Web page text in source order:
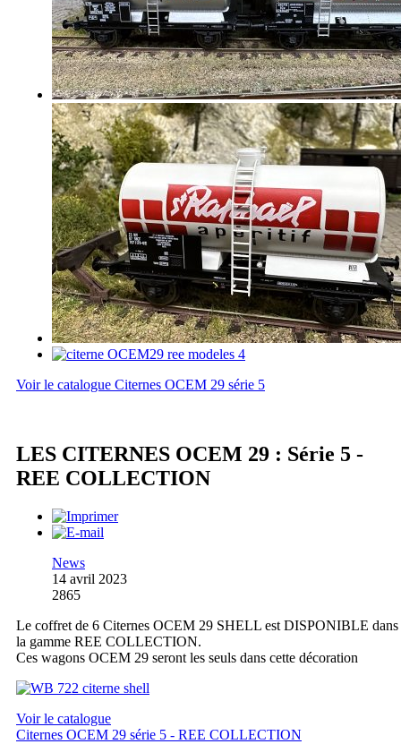
Voir le catalogue Citernes OCEM 29 série 5
LES CITERNES OCEM 29 : Série 5 -
REE COLLECTION
News
14 avril 2023
2865
Le coffret de 6 Citernes OCEM 29 SHELL est DISPONIBLE dans
la gamme REE COLLECTION.
Ces wagons OCEM 29 seront les seuls dans cette décoration
Voir le catalogue
Citernes OCEM 29 série 5 - REE COLLECTION